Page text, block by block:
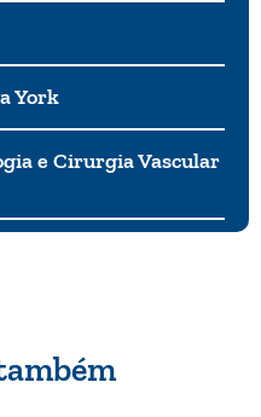
York
e Cirurgia Vascular